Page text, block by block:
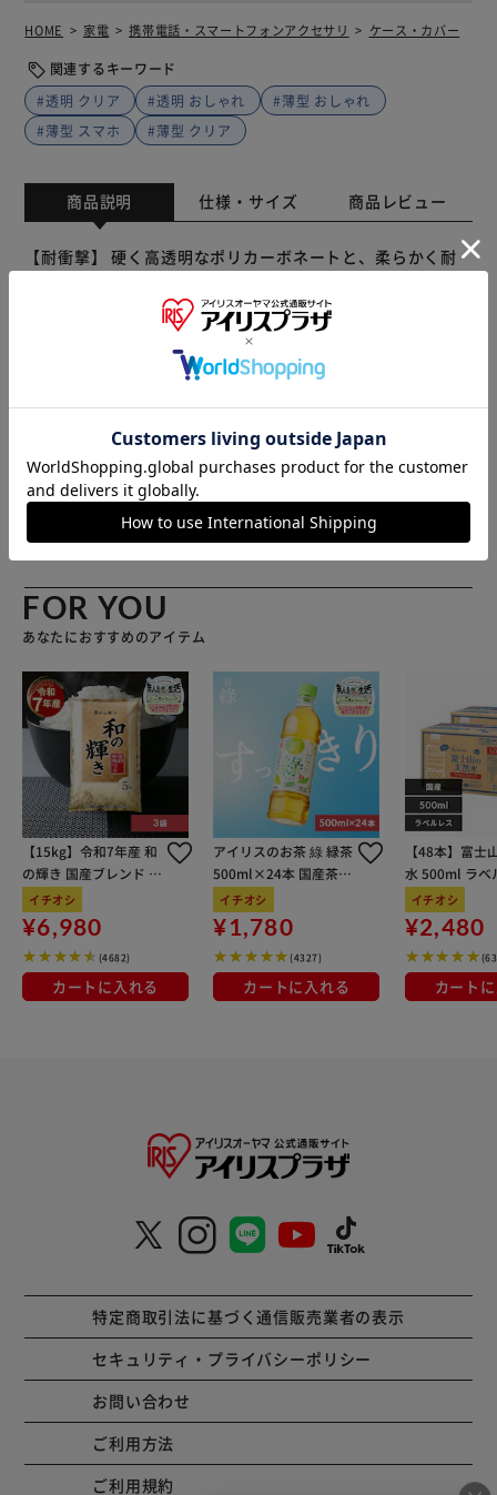
HOME 家電 携帯電話・スマートフォンアクセサリ ケース・カバー
関連するキーワード
#透明 クリア
#透明 おしゃれ
#薄型 おしゃれ
#薄型 スマホ
#薄型 クリア
商品説明 仕様・サイズ 商品レビュー
【耐衝撃】 硬く高透明なポリカーボネートと、柔らかく耐
するエアクッションを搭載/柔軟性があり着脱が簡単/ボタン
やカメラレンズ周りを保護/ストラップホール搭載
※製品は予告なく仕様を変更する場合がございます。あらか
じめご了承ください。
販売元(特定商取引法に基づく表記)：DAPオンラインショッ
プ アイリスプラザ店
FOR YOU
あなたにおすすめのアイテム
【15kg】令和7年産 和
の輝き 国産ブレンド 5
kg×3袋
イチオシ
¥6,980
(4682)
カートに入れる
アイリスのお茶 綠 緑茶
500ml×24本 国産茶葉
100％使用
イチオシ
¥1,780
(4327)
カートに入れる
【48本】富士
水 500ml ラベ
イチオシ
¥2,480
カート
特定商取引法に基づく通信販売業者の表示
セキュリティ・プライバシーポリシー
お問い合わせ
ご利用方法
ご利用規約